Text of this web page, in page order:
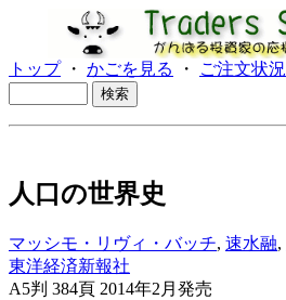
トップ・ かごを見る ・ ご注文状況
人口の世界史
マッシモ・リヴィ・バッチ, 速水融,
東洋経済新報社
A5判 384頁 2014年2月発売